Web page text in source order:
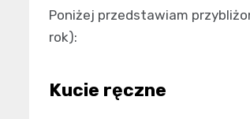
Poniżej przedstawiam
rok):
Kucie ręczne